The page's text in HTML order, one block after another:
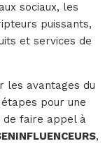
sociaux, les
puissants,
et services de
les avantages du
pour une
de faire appel à
,